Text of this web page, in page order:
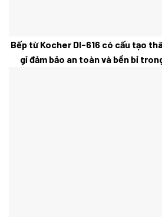
Bếp từ Kocher DI-616 có cấu tạo
gỉ đảm bảo an toàn và bền bỉ